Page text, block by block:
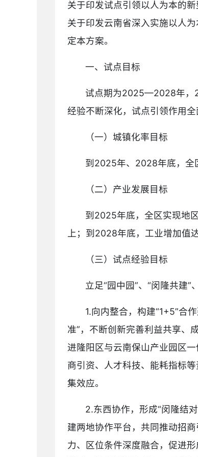
关于印发试点引领以人为本的
关于印发云南省深入实施以人
定本方案。
一、试点目标
试点期为2025—2028年，
经验不断深化，试点引领作用全
（一）城镇化率目标
到2025年、2028年底，全
（二）产业发展目标
到2025年底，全区实现地
上；到2028年底，工业增加值
（三）试点经验目标
立足“园中园”、“闵隆共建
1.向内整合，构建“1+5”合
准”，不断创新完善利益共享、
进隆阳区与云南保山产业园区
商引资、人才科技、能耗指标
集效应。
2.东西协作，形成“闵隆结
建两地协作平台，共同推动招
力、区位条件深度融合，促进